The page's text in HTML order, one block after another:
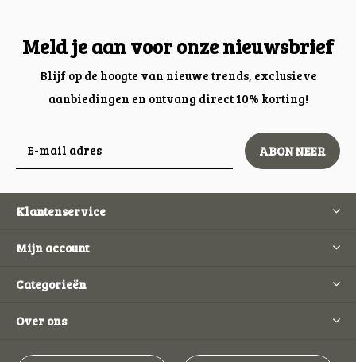
Meld je aan voor onze nieuwsbrief
Blijf op de hoogte van nieuwe trends, exclusieve
aanbiedingen en ontvang direct 10% korting!
ABONNEER
Klantenservice
Mijn account
Categorieën
Over ons